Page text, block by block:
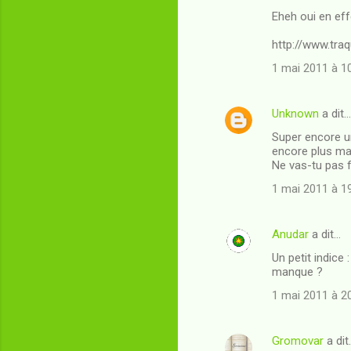
Eheh oui en
http://
1 mai 2011 à
Unknown a dit…
Super encore
encore plus
Ne vas-tu pas
1 mai 2011 à
Anudar a dit…
Un petit indice
manque ?
1 mai 2011 à
Gromovar a